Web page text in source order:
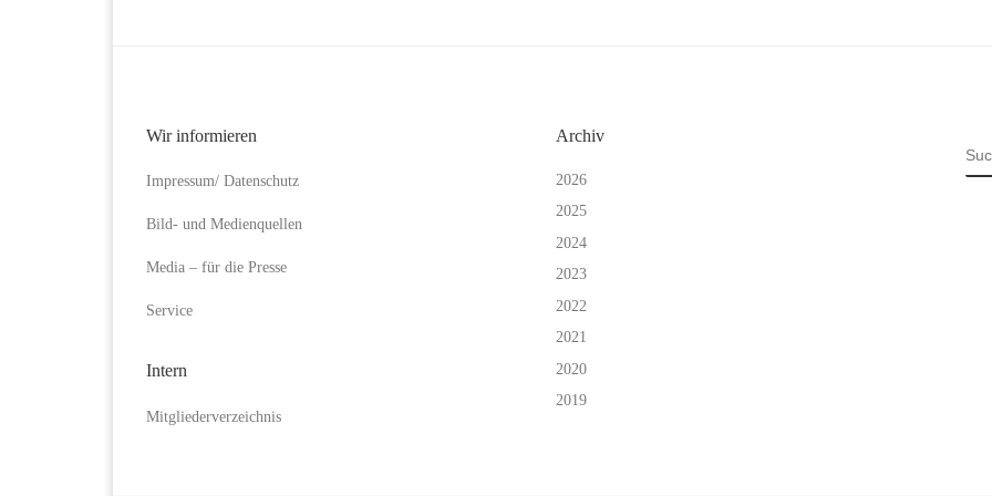
Wir informieren
Impressum/ Datenschutz
Bild- und Medienquellen
Media – für die Presse
Service
Intern
Mitgliederverzeichnis
Archiv
2026
2025
2024
2023
2022
2021
2020
2019